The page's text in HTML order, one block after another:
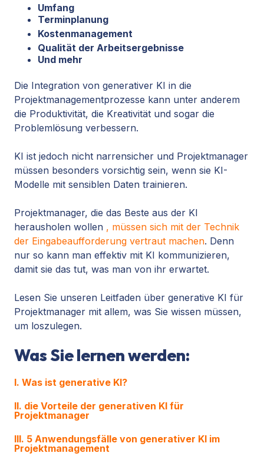
Umfang
Terminplanung
Kostenmanagement
Qualität der Arbeitsergebnisse
Und mehr
Die Integration von generativer KI in die
Projektmanagementprozesse kann unter anderem
die Produktivität, die Kreativität und sogar die
Problemlösung verbessern.
KI ist jedoch nicht narrensicher und Projektmanager
müssen besonders vorsichtig sein, wenn sie KI-
Modelle mit sensiblen Daten trainieren.
Projektmanager, die das Beste aus der KI
herausholen wollen , müssen sich mit der Technik
der Eingabeaufforderung vertraut machen. Denn
nur so kann man effektiv mit KI kommunizieren,
damit sie das tut, was man von ihr erwartet.
Lesen Sie unseren Leitfaden über generative KI für
Projektmanager mit allem, was Sie wissen müssen,
um loszulegen.
Was Sie lernen werden:
I. Was ist generative KI?
II. die Vorteile der generativen KI für
Projektmanager
III. 5 Anwendungsfälle von generativer KI im
Projektmanagement